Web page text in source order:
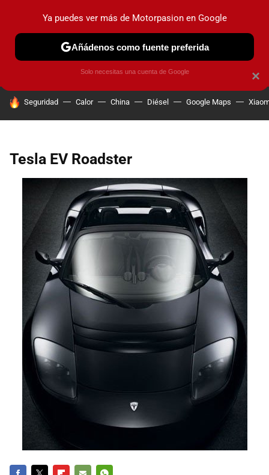
PRUEBAS COCHES ELÉCTRICOS OBSERVATORIO
HOY SE HABLA DE
Seguridad Calor China Diésel Google Maps
Tesla EV Roadster
×
Ya puedes ver más de Motorpasion en Google
Añádenos como fuente preferida
Solo necesitas una cuenta de Google